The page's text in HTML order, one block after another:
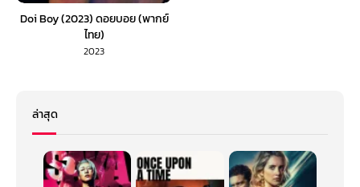
Doi Boy (2023) ดอยบอย (พากย์
ไทย)
2023
ล่าสุด